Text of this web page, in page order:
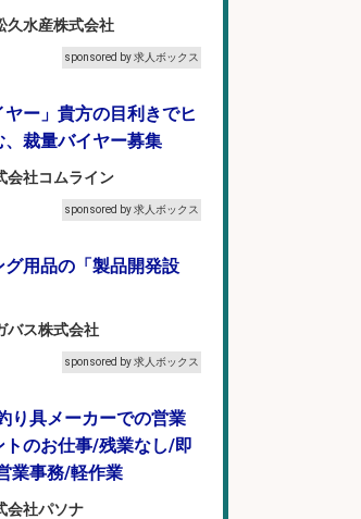
久水産株式会社
sponsored by 求人ボックス
ー」貴方の目利きでヒ
、裁量バイヤー募集
会社コムライン
sponsored by 求人ボックス
グ用品の「製品開発設
バス株式会社
sponsored by 求人ボックス
り具メーカーでの営業
トのお仕事/残業なし/即
業事務/軽作業
会社パソナ